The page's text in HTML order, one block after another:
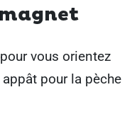
vous orientez
pour la pèche